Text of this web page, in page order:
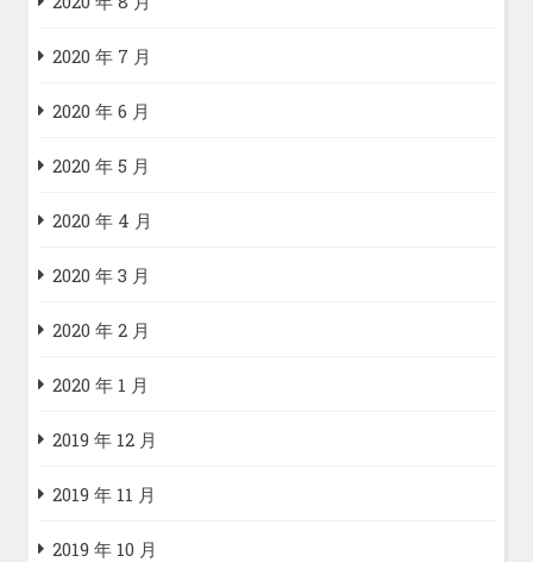
2020 年 7 月
2020 年 6 月
2020 年 5 月
2020 年 4 月
2020 年 3 月
2020 年 2 月
2020 年 1 月
2019 年 12 月
2019 年 11 月
2019 年 10 月